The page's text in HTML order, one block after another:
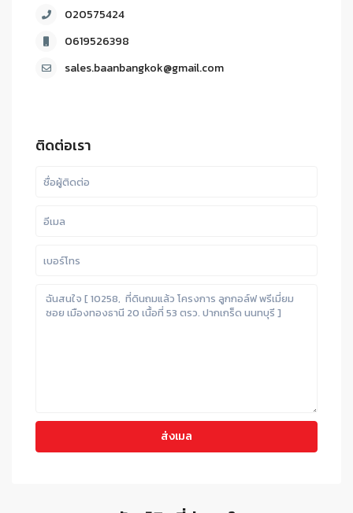
020575424
0619526398
sales.baanbangkok@gmail.com
ติดต่อเรา